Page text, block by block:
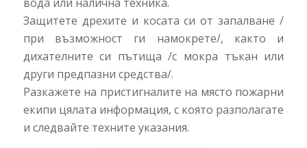
Защитете дрехите и косата си от запалване /
при възможност ги намокрете/, както и
дихателните си пътища /с мокра тъкан или
други предпазни средства/.
Разкажете на пристигналите на място пожарни
екипи цялата информация, с която разполагате
и следвайте техните указания.